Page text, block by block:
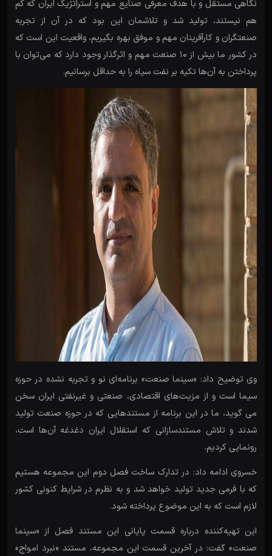
نگاهی مستقل و با هدف معرفی صنایع مهم و استراتژیک ایران که کم
هم نیستند، تولید شد و تلاشمان این بود که در آن از تجربه
صنعتگران و کارآفرینان مهم و موفق بهره بگیریم، واقعیت این است که
در کشور ما بیش از ۱۰ صنعت مهم و اثرگذار وجود دارد که می‌توان با
پرداختن به آن‌ها تکیه‌ بر نفت سیاه را به حداقل برسانیم.
وی توضیح داد: «سینما صنعت» برنامه‌ای نو و تجربه نشده در حوزه
سیما است و از مزیت‌های اقتصادی، صنعتی و غیرنفتی ایران سخن
می گوید، ما در این برنامه از مستندهایی که در حوزه صنعت تولید
شدند و تلاش مستندسازانی که استقلال ایران دغدغه آن‌ها است،
رونمایی کردیم.
خسروی ادامه داد: در تدارک ساخت فصل دوم این مجموعه هستیم
که با فرمی جدید تولید خواهد شد و به نظرم در شرایط کنونی کشور
لازم است که به این موضوع پرداخته شود.
این تهیه‌کننده درباره قسمت پایانی این مستند فصل از «سینما
صنعت» گفت: در آخرین قسمت این مجموعه، مستند «نبرد امواج»